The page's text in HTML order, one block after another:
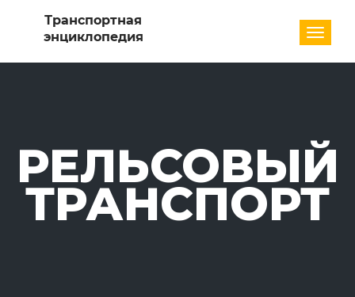
РЕЛЬСОВЫЙ
ТРАНСПОРТ